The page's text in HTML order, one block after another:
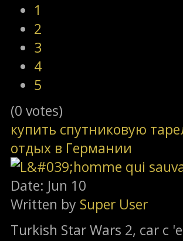
1
2
3
4
5
(0 votes)
купить спутниковую
отдых в Германии
Date: Jun 10
Written by Super User
Turkish Star Wars 2, car c